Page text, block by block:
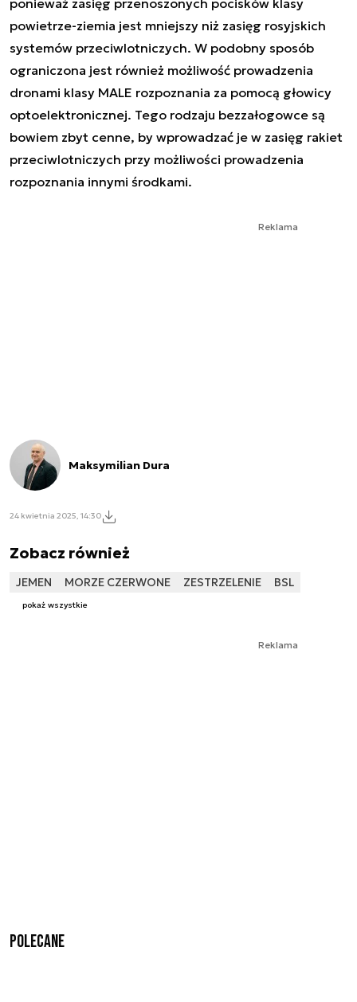
powietrze-ziemia jest mniejszy niż zasięg rosyjskich
systemów przeciwlotniczych. W podobny sposób
ograniczona jest również możliwość prowadzenia
dronami klasy MALE rozpoznania za pomocą głowicy
optoelektronicznej. Tego rodzaju bezzałogowce są
bowiem zbyt cenne, by wprowadzać je w zasięg rakiet
przeciwlotniczych przy możliwości prowadzenia
rozpoznania innymi środkami.
Reklama
Maksymilian Dura
24 kwietnia 2025, 14:30
Zobacz również
JEMEN MORZE CZERWONE ZESTRZELENIE BSL
pokaż wszystkie
Reklama
Polecane